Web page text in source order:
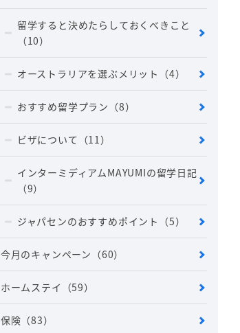
留学すると決めたらしておくべきこと
（10）
オーストラリアを選ぶメリット （4）
おすすめ留学プラン （8）
ビザについて （11）
インターミディアムMAYUMIの留学日記
（9）
ジャパセンのおすすめポイント （5）
今月のキャンペーン （60）
ホームステイ （59）
保険 （83）